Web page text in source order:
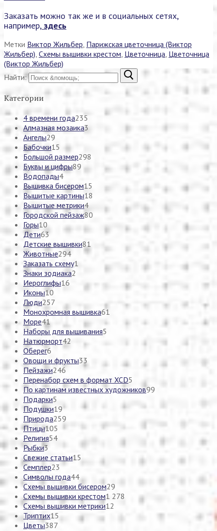
Заказать можно так же и в социальных сетях,
например, здесь
Метки Виктор Жильбер Парижская цветочница (Виктор
Жильбер) Схемы вышивки крестом Цветочница Цветочница
(Виктор Жильбер)
Найти:
Категории
4 времени года235
Алмазная мозаика3
Ангелы29
Бабочки15
Большой размер298
Буквы и цифры89
Водопады4
Вышивка бисером15
Вышитые картины18
Вышитые метрики4
Городской пейзаж80
Горы10
Дети63
Детские вышивки81
Животные294
Заказать схему1
Знаки зодиака2
Иероглифы16
Иконы10
Люди257
Монохромная вышивка61
Море41
Наборы для вышивания5
Натюрморт42
Оберег6
Овощи и фрукты33
Пейзажи246
Перенабор схем в формат XCD5
По картинам известных художников99
Подарки5
Подушки19
Природа259
Птицы105
Религия54
Рыбки3
Свежие статьи15
Семплер23
Символы года44
Схемы вышивки бисером29
Схемы вышивки крестом1 278
Схемы вышивки метрики12
Триптих15
Цветы387